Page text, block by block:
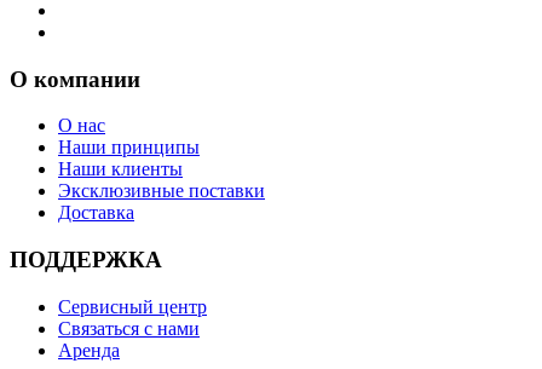
О компании
О нас
Наши принципы
Наши клиенты
Эксклюзивные поставки
Доставка
ПОДДЕРЖКА
Сервисный центр
Связаться с нами
Аренда